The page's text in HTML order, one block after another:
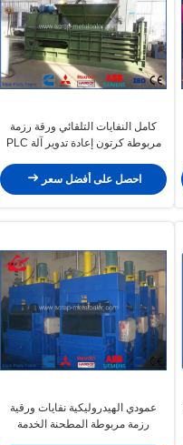
كامل النفايات التلقائي ورقة رزمة
مربوطة كرتون إعادة تدوير آلة PLC
احصل على أفضل سعر
عمودي الهيدروليكية نفايات ورقية
رزمة مربوطة المطحنة الخدمة